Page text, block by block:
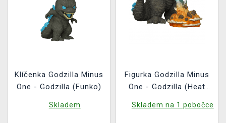
Klíčenka Godzilla Minus
One - Godzilla (Funko)
Skladem
Figurka Godzilla Minus
One - Godzilla (Heat
Movies 2071)
Skladem na 1 pobočce